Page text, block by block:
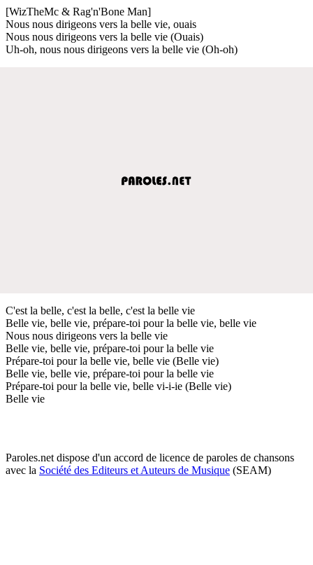
[WizTheMc & Rag'n'Bone Man]
Nous nous dirigeons vers la belle vie, ouais
Nous nous dirigeons vers la belle vie (Ouais)
Uh-oh, nous nous dirigeons vers la belle vie (Oh-oh)
C'est la belle, c'est la belle, c'est la belle vie
Belle vie, belle vie, prépare-toi pour la belle vie, belle vie
Nous nous dirigeons vers la belle vie
Belle vie, belle vie, prépare-toi pour la belle vie
Prépare-toi pour la belle vie, belle vie (Belle vie)
Belle vie, belle vie, prépare-toi pour la belle vie
Prépare-toi pour la belle vie, belle vi-i-ie (Belle vie)
Belle vie
Paroles.net dispose d'un accord de licence de paroles de chansons
avec la Société des Editeurs et Auteurs de Musique (SEAM)